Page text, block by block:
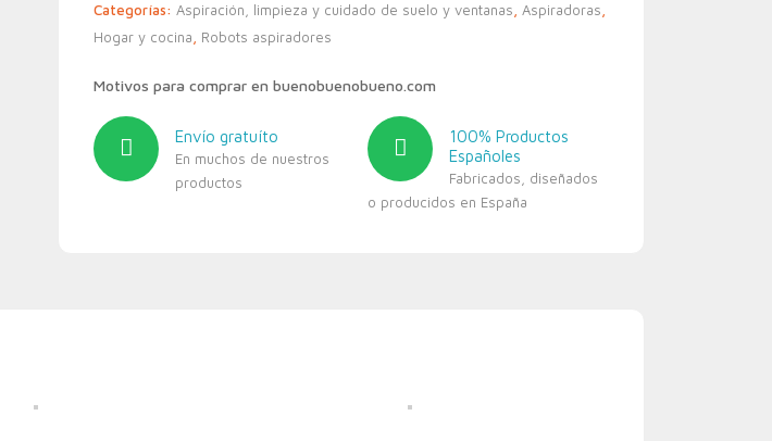
Categorías: Aspiración, limpieza y cuidado de suelo y ventanas Aspiradoras
Hogar y cocina
Robots aspiradores
Motivos para comprar en buenobuenobueno.com
Envío gratuíto
En muchos de nuestros
productos
100% Productos
Españoles
Fabricados, diseñados
o producidos en España